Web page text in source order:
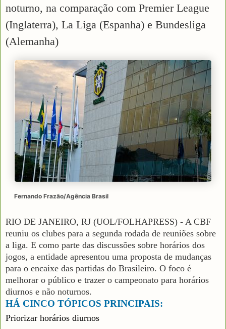
noturno, na comparação com Premier League
(Inglaterra), La Liga (Espanha) e Bundesliga
(Alemanha)
Fernando Frazão/Agência Brasil
RIO DE JANEIRO, RJ (UOL/FOLHAPRESS) - A CBF
reuniu os clubes para a segunda rodada de reuniões sobre
a liga. E como parte das discussões sobre horários dos
jogos, a entidade apresentou uma proposta de mudanças
para o encaixe das partidas do Brasileiro. O foco é
melhorar o público e trazer o campeonato para horários
diurnos e não noturnos.
HÁ CINCO TÓPICOS PRINCIPAIS:
Priorizar horários diurnos